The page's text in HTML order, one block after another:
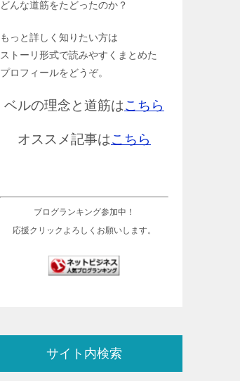
どんな道筋をたどったのか？
もっと詳しく知りたい方は
ストーリ形式で読みやすくまとめた
プロフィールをどうぞ。
ベルの理念と道筋はこちら
オススメ記事はこちら
ブログランキング参加中！
応援クリックよろしくお願いします。
サイト内検索